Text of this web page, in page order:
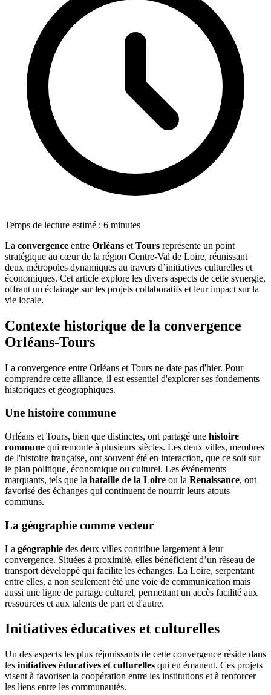
Temps de lecture estimé : 6 minutes
La convergence entre Orléans et Tours représente un point
stratégique au cœur de la région Centre-Val de Loire, réunissant
deux métropoles dynamiques au travers d’initiatives culturelles et
économiques. Cet article explore les divers aspects de cette synergie,
offrant un éclairage sur les projets collaboratifs et leur impact sur la
vie locale.
Contexte historique de la convergence
Orléans-Tours
La convergence entre Orléans et Tours ne date pas d'hier. Pour
comprendre cette alliance, il est essentiel d'explorer ses fondements
historiques et géographiques.
Une histoire commune
Orléans et Tours, bien que distinctes, ont partagé une histoire
commune qui remonte à plusieurs siècles. Les deux villes, membres
de l'histoire française, ont souvent été en interaction, que ce soit sur
le plan politique, économique ou culturel. Les événements
marquants, tels que la bataille de la Loire ou la Renaissance, ont
favorisé des échanges qui continuent de nourrir leurs atouts
communs.
La géographie comme vecteur
La géographie des deux villes contribue largement à leur
convergence. Situées à proximité, elles bénéficient d’un réseau de
transport développé qui facilite les échanges. La Loire, serpentant
entre elles, a non seulement été une voie de communication mais
aussi une ligne de partage culturel, permettant un accès facilité aux
ressources et aux talents de part et d'autre.
Initiatives éducatives et culturelles
Un des aspects les plus réjouissants de cette convergence réside dans
les initiatives éducatives et culturelles qui en émanent. Ces projets
visent à favoriser la coopération entre les institutions et à renforcer
les liens entre les communautés.